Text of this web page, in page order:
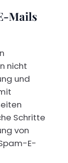
Mails
nicht
und
Schritte
von
E-